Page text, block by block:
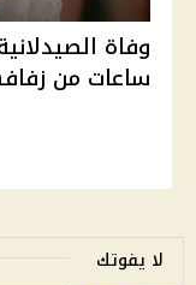
وفاة
ساعات من
لا يفوتك